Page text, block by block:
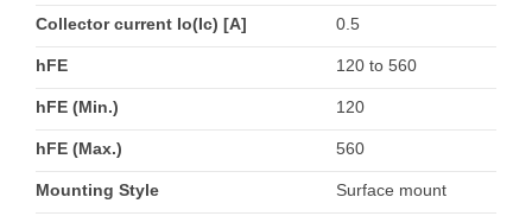
Collector current Io(Ic) [A] 0.5
hFE 120 to 560
hFE (Min.) 120
hFE (Max.) 560
Mounting Style Surface mount